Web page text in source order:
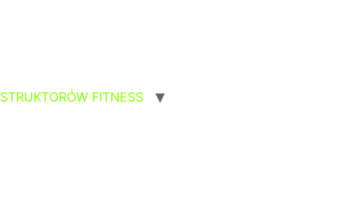
FITNESS